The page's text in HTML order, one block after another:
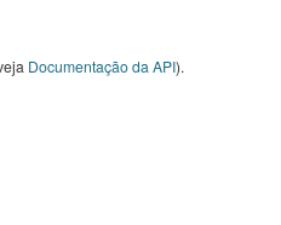
Documentação da API).